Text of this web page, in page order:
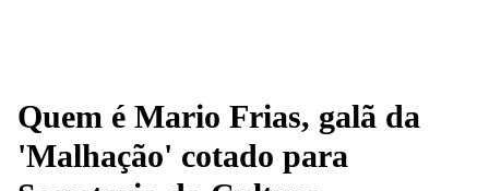
Quem é Mario Frias, galã da
'Malhação' cotado para